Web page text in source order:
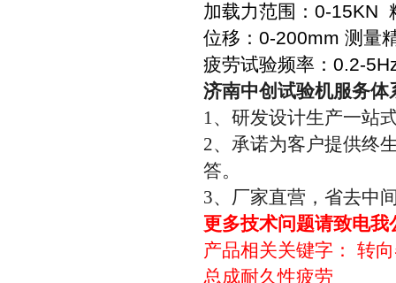
加载力范围：0-15KN
位移：0-200mm 测量
疲劳试验频率：0.2-
济南中创试验机服务体
1、研发设计生产一站
2、承诺为客户提供终
答。
3、厂家直营，省去中
更多技术问题请致电
产品相关关键字： 转
总成耐久性疲劳